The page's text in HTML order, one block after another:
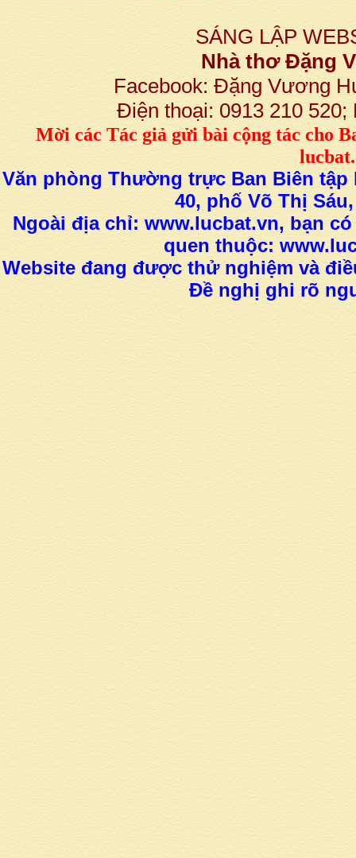
SÁNG LẬP
Nhà thơ Đặng
Facebook: Đặng Vương
Điện thoại: 0913 210
Mời các Tác giả gửi bàicộng tác cho
Văn phòng Thường trực Ban Biên tập
40, phố Võ Thị
Ngoài địa chỉ: www.lucbat.vn, bạn
quen thuộc:
Website đang được thử nghiệm và
Đề nghị ghi rõ